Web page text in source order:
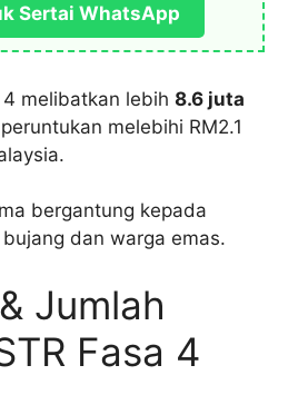
Sertai WhatsApp
4 melibatkan lebih 8.6 juta
melebihi RM2.1
bergantung kepada
dan warga emas.
Jumlah
Fasa 4